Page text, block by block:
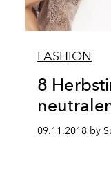
FASHION
8
09.11.2018 by